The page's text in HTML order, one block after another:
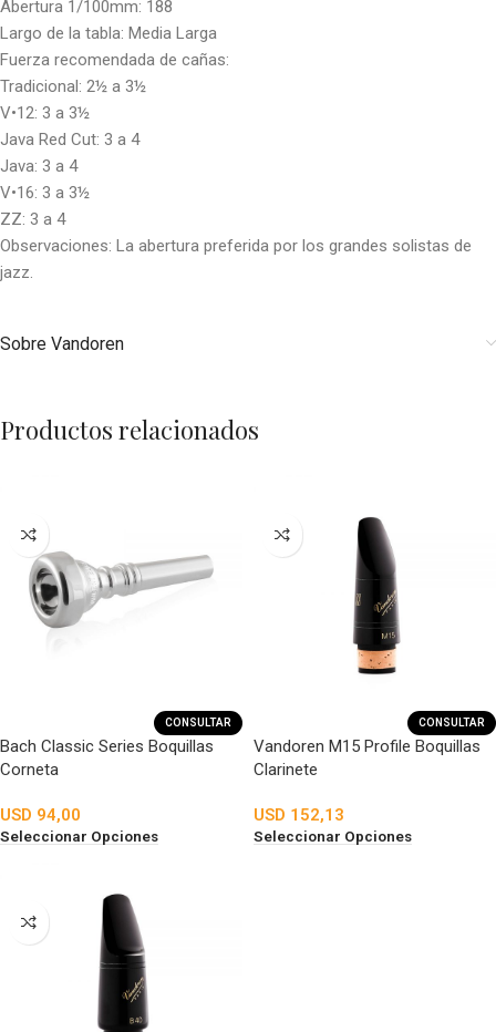
Abertura 1/100mm: 188
Largo de la tabla: Media Larga
Fuerza recomendada de cañas:
Tradicional: 2½ a 3½
V•12: 3 a 3½
Java Red Cut: 3 a 4
Java: 3 a 4
V•16: 3 a 3½
ZZ: 3 a 4
Observaciones: La abertura preferida por los grandes solistas de
jazz.
Sobre Vandoren
Productos relacionados
CONSULTAR
Bach Classic Series Boquillas
Corneta
USD 94,00
Seleccionar Opciones
CONSULTAR
Vandoren M15 Profile Boquillas
Clarinete
USD 152,13
Seleccionar Opciones